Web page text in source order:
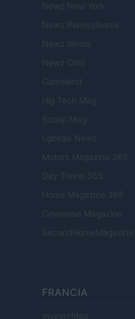
Newz New York
Newz Pennsylvania
Newz Illinois
Newz Ohio
Gameland
Hig Tech Mag
Scoop Mag
Lgbtqia News
Motors Magazine 365
Day Travel 365
Home Magazine 365
Cineverse Magazine
SecondHomeMagazine
FRANCIA
InvestirMag